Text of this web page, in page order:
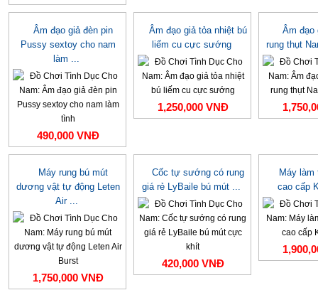
Âm đạo giả đèn pin
Pussy sextoy cho nam
làm ...
490,000 VNĐ
Âm đạo giả tỏa nhiệt bú
liếm cu cực sướng
1,250,000 VNĐ
Âm đạo
rung thụt
Máy rung bú mút
dương vật tự động Leten
Air ...
1,750,000 VNĐ
Cốc tự sướng có rung
giá rẻ LyBaile bú mút ...
420,000 VNĐ
Máy
cao cấp